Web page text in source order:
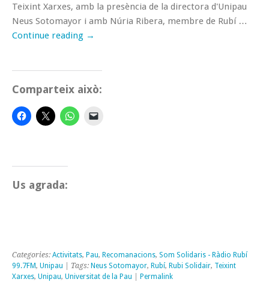
Teixint Xarxes, amb la presència de la directora d'Unipau
Neus Sotomayor i amb Núria Ribera, membre de Rubí …
Continue reading →
Comparteix això:
Us agrada:
Categories: Activitats, Pau, Recomanacions, Som Solidaris - Ràdio Rubí
99.7FM, Unipau | Tags: Neus Sotomayor, Rubí, Rubi Solidair, Teixint
Xarxes, Unipau, Universitat de la Pau Permalink